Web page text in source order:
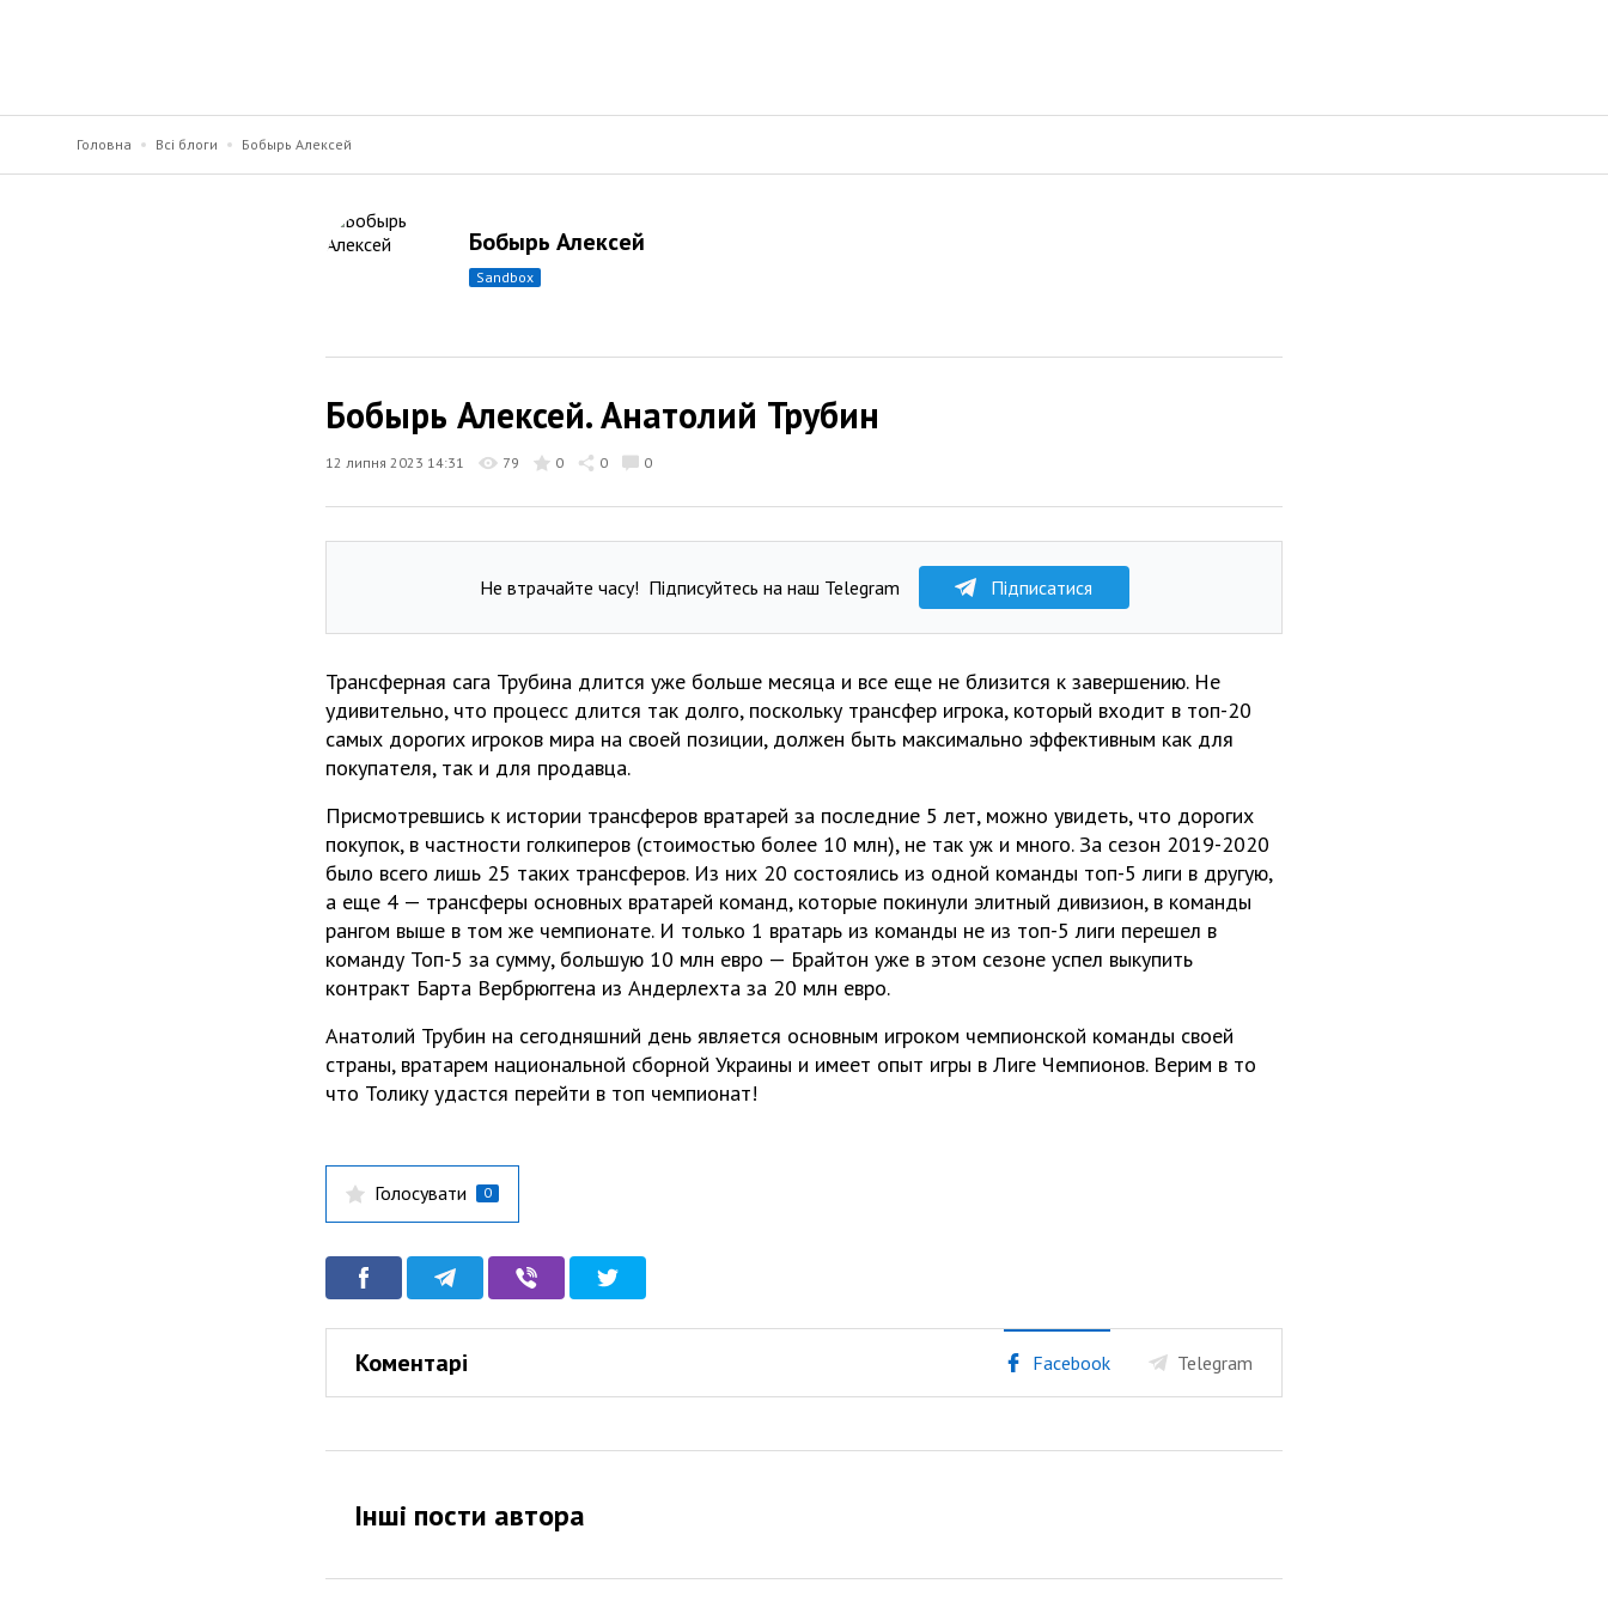
Головна Всі блоги Бобырь Алексей
Бобырь Алексей
sandbox
Бобырь Алексей. Анатолий Трубин
12 липня 2023 14:31 79 0 0 0
Не втрачайте часу! Підписуйтесь на наш Telegram Підписатися
Трансферная сага Трубина длится уже больше месяца и все еще не близится к завершению. Не
удивительно, что процесс длится так долго, поскольку трансфер игрока, который входит в топ-20
самых дорогих игроков мира на своей позиции, должен быть максимально эффективным как для
покупателя, так и для продавца.
Присмотревшись к истории трансферов вратарей за последние 5 лет, можно увидеть, что дорогих
покупок, в частности голкиперов (стоимостью более 10 млн), не так уж и много. За сезон 2019-2020
было всего лишь 25 таких трансферов. Из них 20 состоялись из одной команды топ-5 лиги в другую,
а еще 4 — трансферы основных вратарей команд, которые покинули элитный дивизион, в команды
рангом выше в том же чемпионате. И только 1 вратарь из команды не из топ-5 лиги перешел в
команду Топ-5 за сумму, большую 10 млн евро — Брайтон уже в этом сезоне успел выкупить
контракт Барта Вербрюггена из Андерлехта за 20 млн евро.
Анатолий Трубин на сегодняшний день является основным игроком чемпионской команды своей
страны, вратарем национальной сборной Украины и имеет опыт игры в Лиге Чемпионов. Верим в то
что Толику удастся перейти в топ чемпионат!
Голосувати 0
Коментарі Facebook Telegram
Інші пости автора